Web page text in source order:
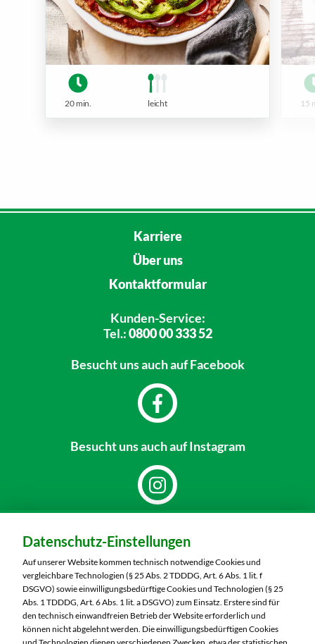
20 min. leicht 15
Karriere
Über uns
Kontaktformular
Kunden-Service:
Tel.:0800 00 333 52
Besucht unsauch auf Facebook
Besucht unsauch auf Instagram
MARKTKAUF Görlitz
Nieskyer Straße 100
02828 Görlitz
Telefon:03581 3670
Markt ändern
Datenschutz-Einstellungen
Auf unserer Website kommen technisch notwendige Cookies und
vergleichbare Technologien (§ 25 Abs. 2 TDDDG, Art. 6 Abs. 1 lit. f
DSGVO) sowie einwilligungsbedürftige Cookies und Technologien (§ 25
Abs. 1 TDDDG, Art. 6 Abs. 1 lit. a DSGVO) zum Einsatz. Erstere sind für
den technisch einwandfreien Betrieb der Website erforderlich und
können nicht abgelehnt werden. Die einwilligungsbedürftigen Cookies